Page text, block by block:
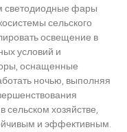
светодиодные фары
сельского
освещение в
условий и
оснащенные
ночью, выполняя
хозяйстве,
и эффективным.